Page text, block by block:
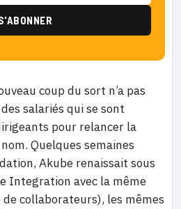
coup du sort n’a pas
salariés qui se sont
pour relancer la
Quelques semaines
Akube renaissait sous
Integration avec la même
collaborateurs), les mêmes